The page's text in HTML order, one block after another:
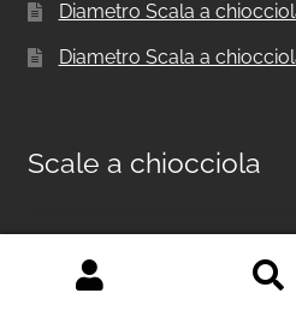
Diametro Scala a
Diametro Scala a
Scale a chiocciola